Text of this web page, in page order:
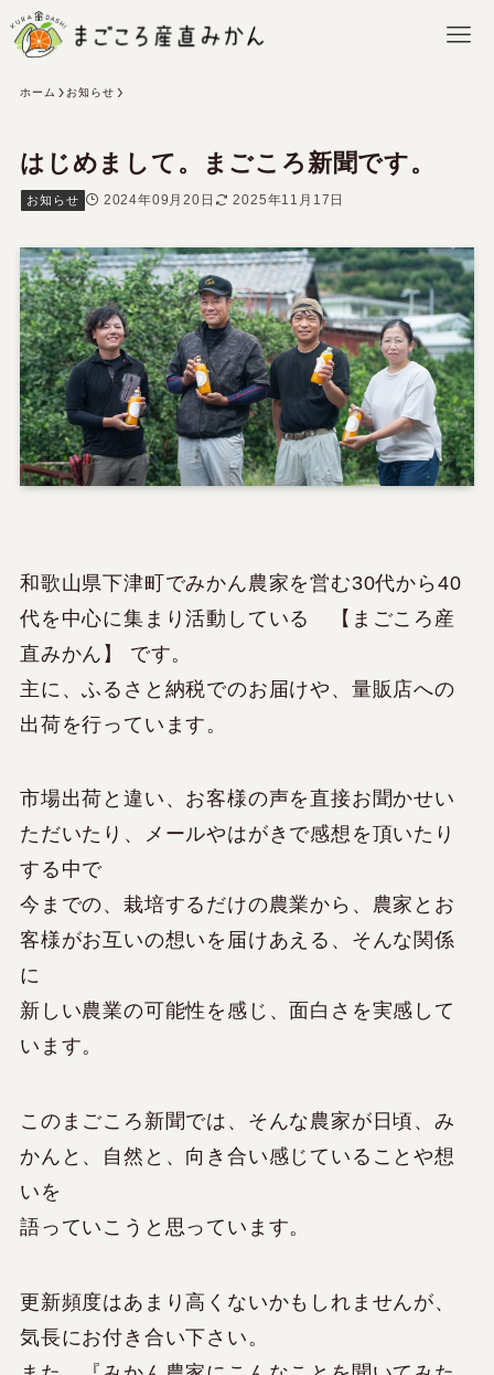
ホーム お知らせ
はじめまして。まごころ新聞です。
お知らせ 2024年09月20日 2025年11月17日
和歌山県下津町でみかん農家を営む30代から40
代を中心に集まり活動している 【まごころ産
直みかん】 です。
主に、ふるさと納税でのお届けや、量販店への
出荷を行っています。
市場出荷と違い、お客様の声を直接お聞かせい
ただいたり、メールやはがきで感想を頂いたり
する中で
今までの、栽培するだけの農業から、農家とお
客様がお互いの想いを届けあえる、そんな関係
に
新しい農業の可能性を感じ、面白さを実感して
います。
このまごころ新聞では、そんな農家が日頃、み
かんと、自然と、向き合い感じていることや想
いを
語っていこうと思っています。
更新頻度はあまり高くないかもしれませんが、
気長にお付き合い下さい。